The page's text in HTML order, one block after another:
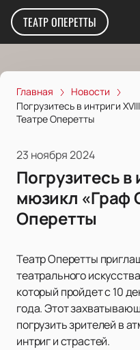
ТЕАТР ОПЕРЕТТЫ
Главная
Новости
Погрузитесь в интриги
Театре Оперетты
23 ноября 2024
Погрузитесь в
мюзикл «Граф
Оперетты
Театр Оперетты
театрального
который пройдет с 10
года. Этот
погрузить зрителей в
интриг и страстей.